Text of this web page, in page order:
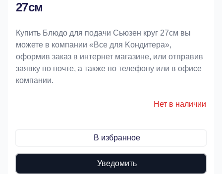
27см
Купить Блюдо для подачи Сьюзен круг 27см вы
можете в компании «Bce для Koндитeрa»,
оформив заказ в интернет магазине, или отправив
заявку по почте, а также по телефону или в офисе
компании.
Нет в наличии
В избранное
Уведомить